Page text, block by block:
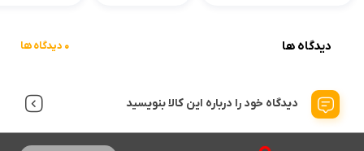
دیدگاه ها 0 دیدگاه ها
دیدگاه خود را درباره این کالا بنویسید